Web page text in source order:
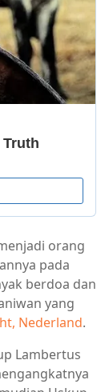
orang
pada
berdoa dan
yang
Nederland.
Lambertus